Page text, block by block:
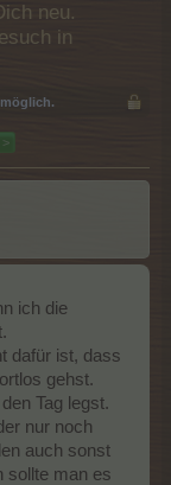
neu.
in
>
ich die
dafür ist, dass
gehst.
Tag legst.
nur noch
auch sonst
sollte man es